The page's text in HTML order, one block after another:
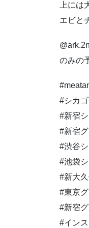
上には
エビと
のみの
#シカ
#新宿
#新宿
#渋谷
#池袋
#新大
#東京
#新宿
#イン